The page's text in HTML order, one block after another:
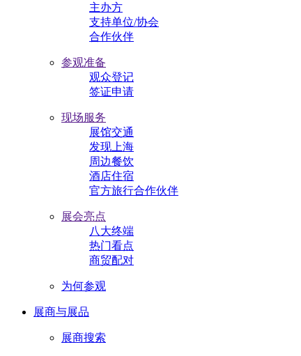
主办方
支持单位/协会
合作伙伴
参观准备
观众登记
签证申请
现场服务
展馆交通
发现上海
周边餐饮
酒店住宿
官方旅行合作伙伴
展会亮点
八大终端
热门看点
商贸配对
为何参观
展商与展品
展商搜索